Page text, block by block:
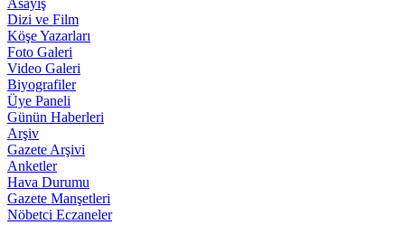
Asayiş
Dizi ve Film
Köşe Yazarları
Foto Galeri
Video Galeri
Biyografiler
Üye Paneli
Günün Haberleri
Arşiv
Gazete Arşivi
Anketler
Hava Durumu
Gazete Manşetleri
Nöbetci Eczaneler